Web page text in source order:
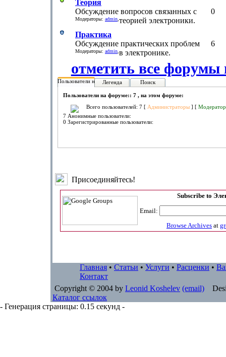
Теория
Обсуждение вопросов связанных с
теорией электроники.
Модераторы: admin
0
Практика
Обсуждение практических проблем
в электронике.
Модераторы: admin
6
отметить все
Пользователи на форуме:
Легенда Поиск
Пользователи на форуме:: 7 , на этом форуме:
Всего пользователей: 7 [ Администраторы ] [
7 Анонимные пользователи:
0 Зарегистрированные пользователи:
Присоединяйтесь!
Subscribe to
Email:
Browse Archives at
Главная • Статьи • Услуги • Расценки •
Контакт
Copyright © 2004 by Leonid Koshelev (email)
Каталог ссылок
- Генерация страницы: 0.15 секунд -